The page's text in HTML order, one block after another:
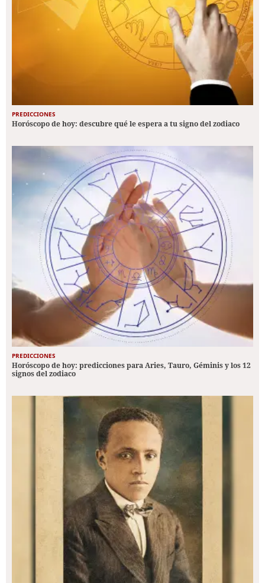
PREDICCIONES
Horóscopo de hoy: descubre qué le espera a tu signo del zodiaco
PREDICCIONES
Horóscopo de hoy: predicciones para Aries, Tauro, Géminis y los 12
signos del zodiaco